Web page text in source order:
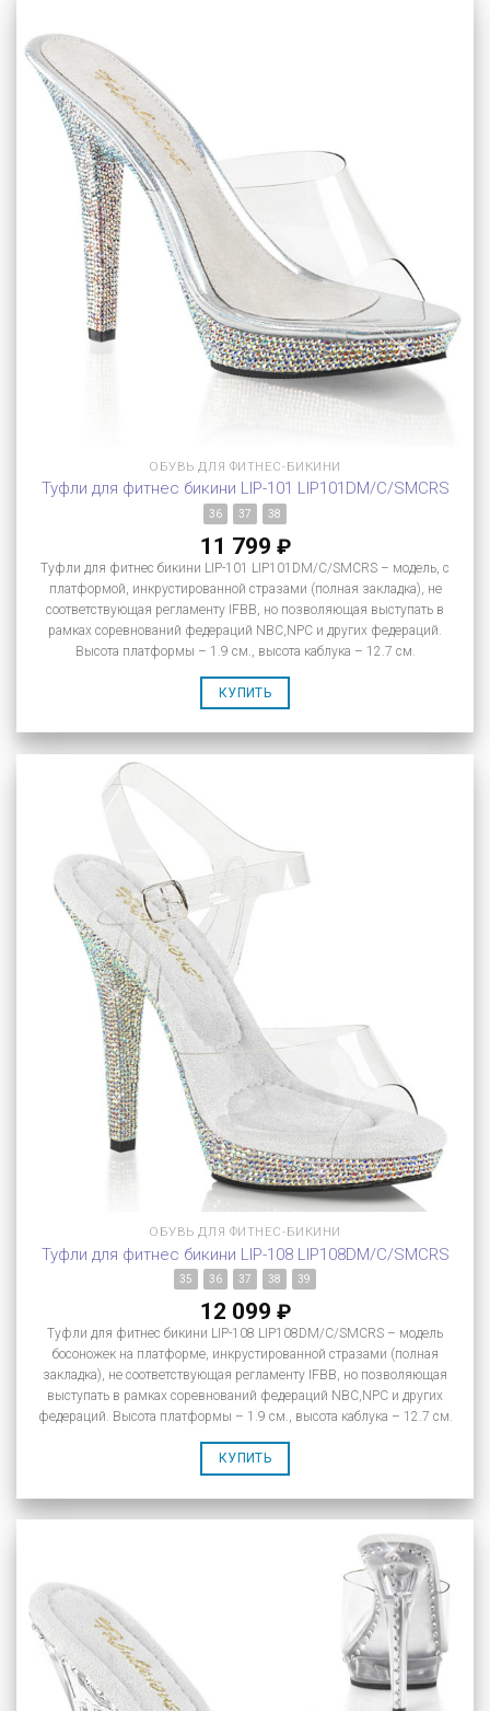
ОБУВЬ ДЛЯ ФИТНЕС-БИКИНИ
Туфли для фитнес бикини LIP-101 LIP101DM/C/SMCRS
36 37 38
11 799 ₽
Туфли для фитнес бикини LIP-101 LIP101DM/C/SMCRS – модель, с
платформой, инкрустированной стразами (полная закладка), не
соответствующая регламенту IFBB, но позволяющая выступать в
рамках соревнований федераций NBC,NPC и других федераций.
Высота платформы – 1.9 см., высота каблука – 12.7 см.
КУПИТЬ
ОБУВЬ ДЛЯ ФИТНЕС-БИКИНИ
Туфли для фитнес бикини LIP-108 LIP108DM/C/SMCRS
35 36 37 38 39
12 099 ₽
Туфли для фитнес бикини LIP-108 LIP108DM/C/SMCRS – модель
босоножек на платформе, инкрустированной стразами (полная
закладка), не соответствующая регламенту IFBB, но позволяющая
выступать в рамках соревнований федераций NBC,NPC и других
федераций. Высота платформы – 1.9 см., высота каблука – 12.7 см.
КУПИТЬ